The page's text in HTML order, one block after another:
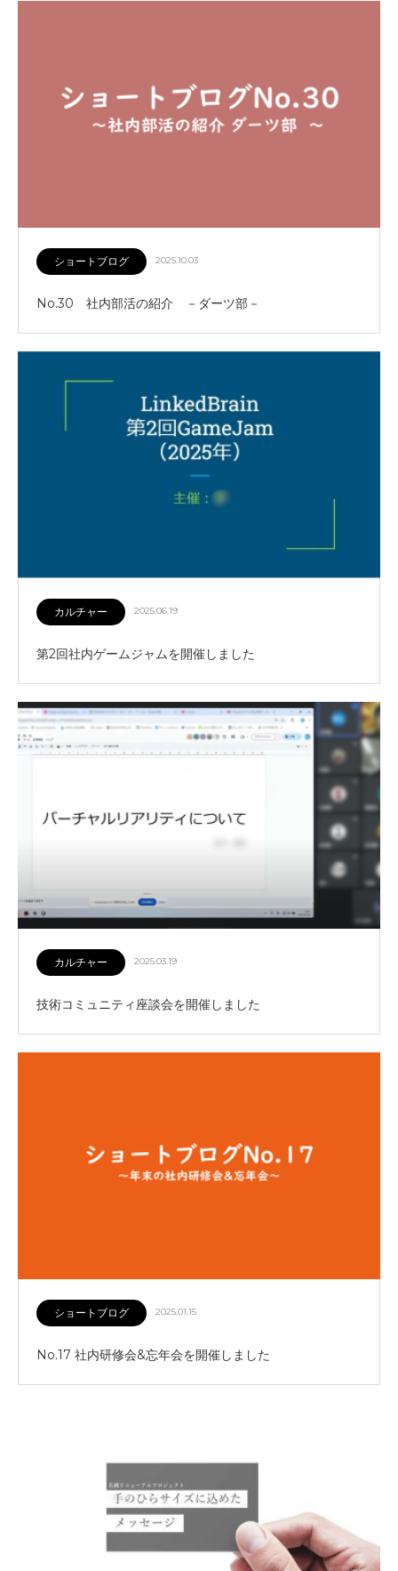
ショートブログ 2025.10.03
No.30 社内部活の紹介 －ダーツ部－
カルチャー 2025.06.19
第2回社内ゲームジャムを開催しました
カルチャー 2025.03.19
技術コミュニティ座談会を開催しました
ショートブログ 2025.01.15
No.17 社内研修会&忘年会を開催しました